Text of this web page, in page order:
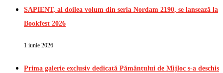
SAPIENT, al doilea volum din seria Nordam 2190, se lansează la
Bookfest 2026
1 iunie 2026
Prima galerie exclusiv dedicată Pământului de Mijloc s-a deschis